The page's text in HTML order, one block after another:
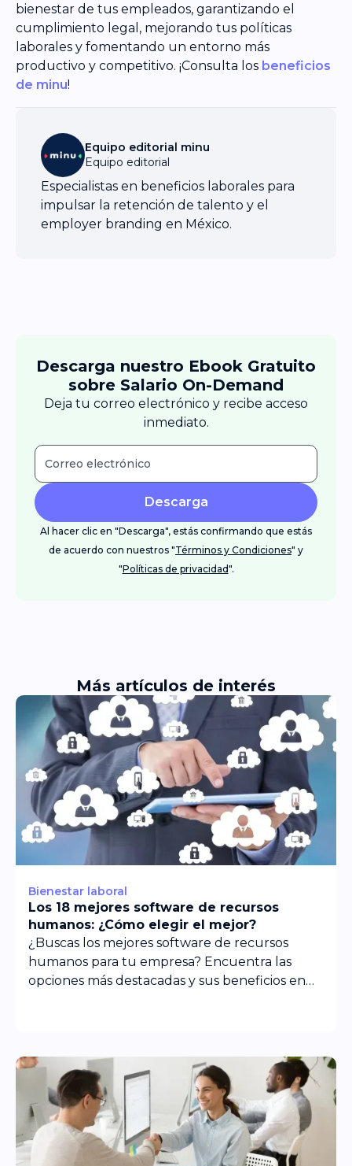
bienestar de tus empleados, garantizando el
cumplimiento legal, mejorando tus políticas
laborales y fomentando un entorno más
productivo y competitivo. ¡Consulta los beneficios
de minu!
Equipo editorial minu
Equipo editorial
Especialistas en beneficios laborales para
impulsar la retención de talento y el
employer branding en México.
Descarga nuestro Ebook Gratuito
sobre Salario On-Demand
Deja tu correo electrónico y recibe acceso
inmediato.
Descarga
Al hacer clic en "Descarga", estás confirmando que estás
de acuerdo con nuestros "Términos y Condiciones" y
"Políticas de privacidad".
Más artículos de interés
Bienestar laboral
Los 18 mejores software de recursos
humanos: ¿Cómo elegir el mejor?
¿Buscas los mejores software de recursos
humanos para tu empresa? Encuentra las
opciones más destacadas y sus beneficios en